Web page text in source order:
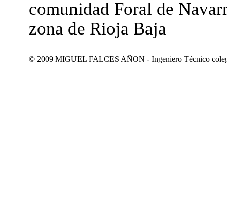
comunidad Foral de
zona de Rioja Baja
© 2009 MIGUEL FALCES AÑON - Ingeniero Técnico